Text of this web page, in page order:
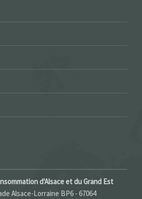
d'Alsace et du Grand Est
Alsace-Lorraine BP6 - 67064